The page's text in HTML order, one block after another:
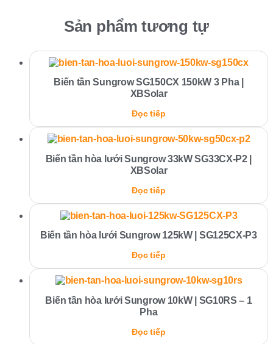
Sản phẩm tương tự
Biến tần Sungrow SG150CX 150kW 3 Pha |
XBSolar
Đọc tiếp
Biến tần hòa lưới Sungrow 33kW SG33CX-P2 |
XBSolar
Đọc tiếp
Biến tần hòa lưới Sungrow 125kW | SG125CX-P3
Đọc tiếp
Biến tần hòa lưới Sungrow 10kW | SG10RS – 1
Pha
Đọc tiếp